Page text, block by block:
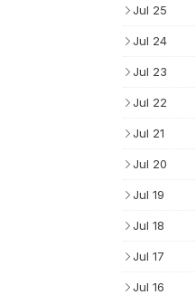
Jul 25
Jul 24
Jul 23
Jul 22
Jul 21
Jul 20
Jul 19
Jul 18
Jul 17
Jul 16